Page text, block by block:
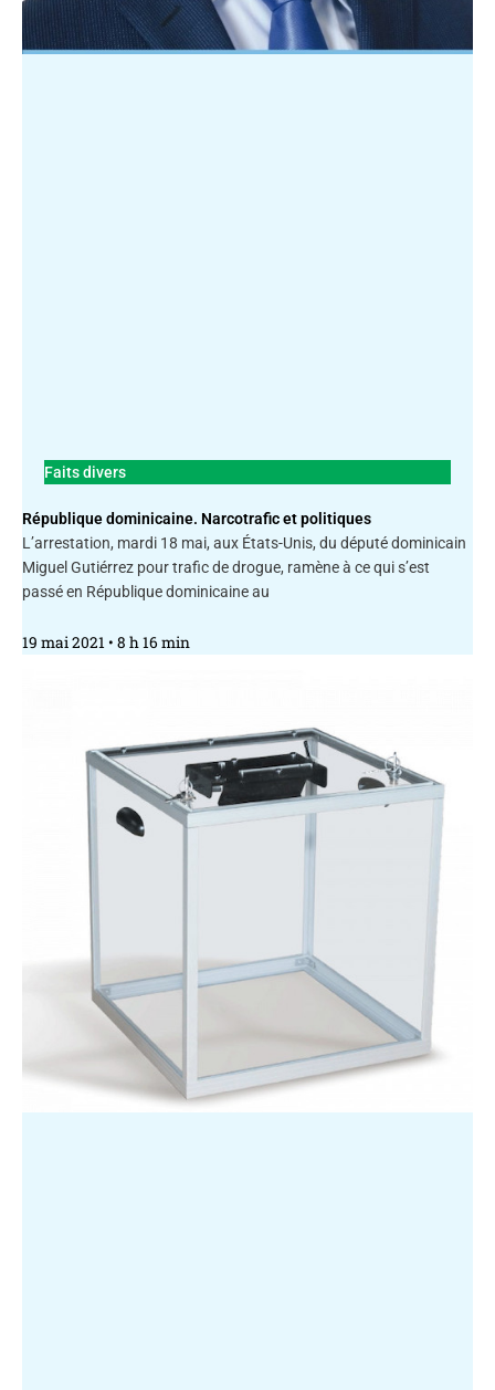
Faits divers
République dominicaine. Narcotrafic et politiques
L’arrestation, mardi 18 mai, aux États-Unis, du député dominicain
Miguel Gutiérrez pour trafic de drogue, ramène à ce qui s’est
passé en République dominicaine au
19 mai 2021 8 h 16 min